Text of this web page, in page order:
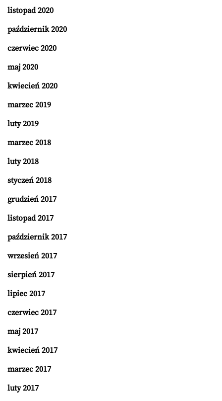
listopad 2020
październik 2020
czerwiec 2020
maj 2020
kwiecień 2020
marzec 2019
luty 2019
marzec 2018
luty 2018
styczeń 2018
grudzień 2017
listopad 2017
październik 2017
wrzesień 2017
sierpień 2017
lipiec 2017
czerwiec 2017
maj 2017
kwiecień 2017
marzec 2017
luty 2017